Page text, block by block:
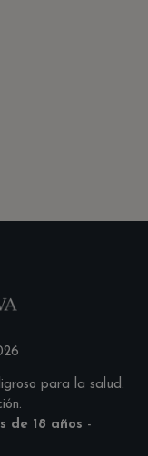
para la salud.
de 18 años -